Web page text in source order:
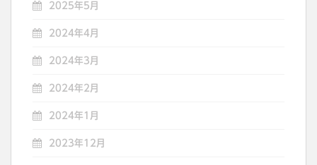
2025年5月
2024年4月
2024年3月
2024年2月
2024年1月
2023年12月